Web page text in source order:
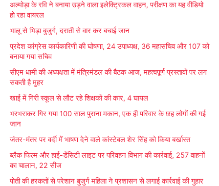
c
o
:
अल्मोड़ा के रवि ने बनाया उड़ने वाला इलेक्ट्रिकल वाहन, परीक्षण का यह वीडियो
हो रहा वायरल
भालू से भिड़ा बुजुर्ग, दराती से वार कर बचाई जान
प्रदेश कांग्रेस कार्यकारिणी की घोषणा, 24 उपाध्यक्ष, 36 महासचिव और 107 को
बनाया गया सचिव
सीएम धामी की अध्यक्षता में मंत्रिमंडल की बैठक आज, महत्वपूर्ण प्रस्तावों पर लग
सकती है मुहर
खाई में गिरी स्कूल से लौट रहे शिक्षकों की कार, 4 घायल
भरभराकर गिर गया 100 साल पुराना मकान, एक ही परिवार के छह लोगों की गई
जान
जंतर-मंतर पर वर्दी में भाषण देने वाले कांस्टेबल शेर सिंह को किया बर्खास्त
ब्लैक फिल्म और हाई-डेंसिटी लाइट पर परिवहन विभाग की कार्रवाई, 257 वाहनों
का चालान, 22 सीज
पोती की हरकतों से परेशान बुजुर्ग महिला ने प्रशासन से लगाई कार्रवाई की गुहार